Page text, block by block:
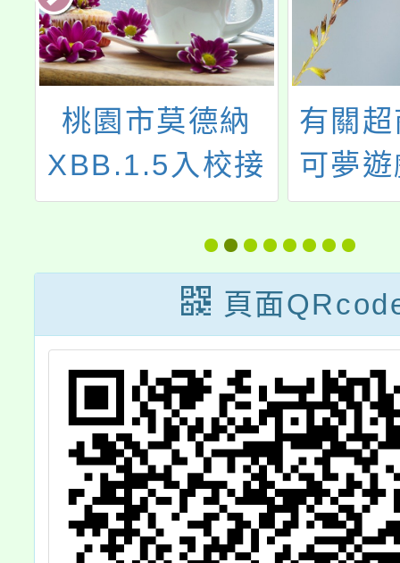
桃園市莫德納
XBB.1.5入校接
種資訊
有關
可夢
明及
頁面